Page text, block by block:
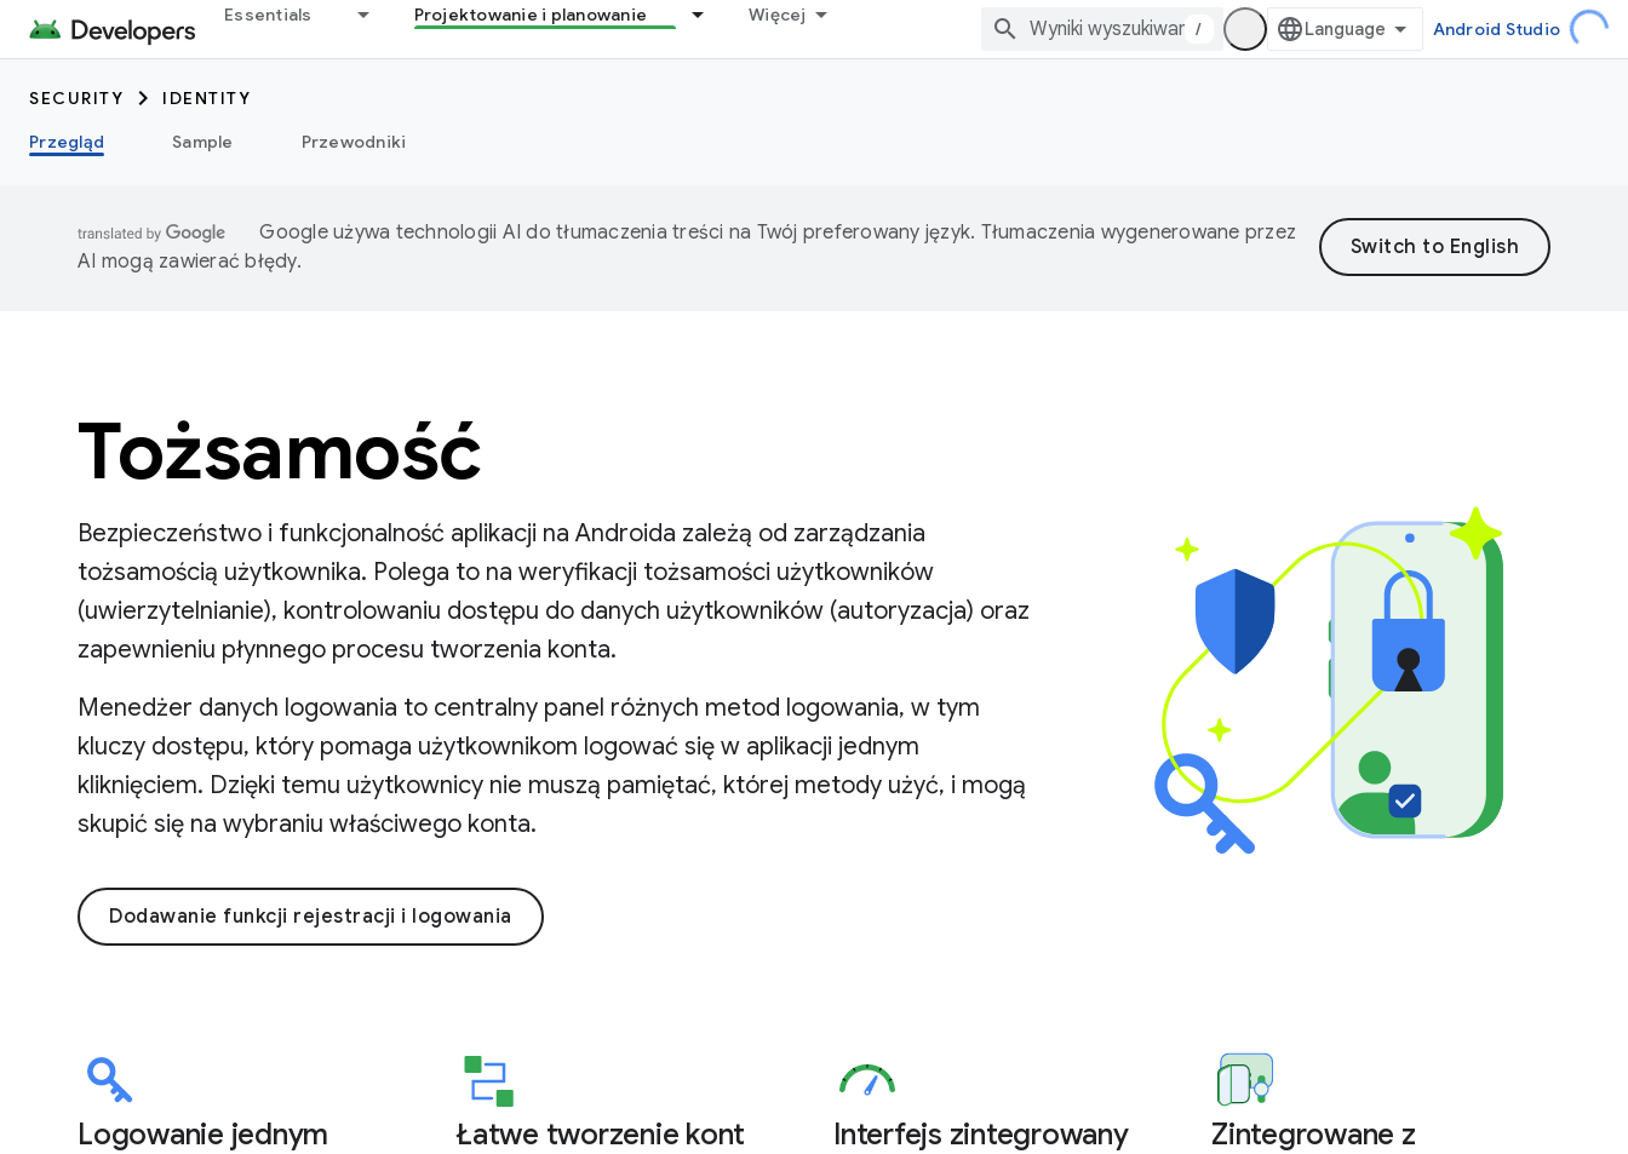
Essentials Projektowanie i planowanie Więcej
/ Android Studio
SECURITY
IDENTITY
Przegląd
Sample Przewodniki
Google używa technologii AI do tłumaczenia treści na Twój preferowany język. Tłumaczenia wygenerowane przez
AI mogą zawierać błędy.
Tożsamość
Bezpieczeństwo i funkcjonalność aplikacji na Androida zależą od zarządzania
tożsamością użytkownika. Polega to na weryfikacji tożsamości użytkowników
(uwierzytelnianie), kontrolowaniu dostępu do danych użytkowników (autoryzacja) oraz
zapewnieniu płynnego procesu tworzenia konta.
Menedżer danych logowania to centralny panel różnych metod logowania, w tym
kluczy dostępu, który pomaga użytkownikom logować się w aplikacji jednym
kliknięciem. Dzięki temu użytkownicy nie muszą pamiętać, której metody użyć, i mogą
skupić się na wybraniu właściwego konta.
Dodawanie funkcji rejestracji i logowania
Logowanie jednym
Łatwe tworzenie kont Interfejs zintegrowany
Zintegrowane z